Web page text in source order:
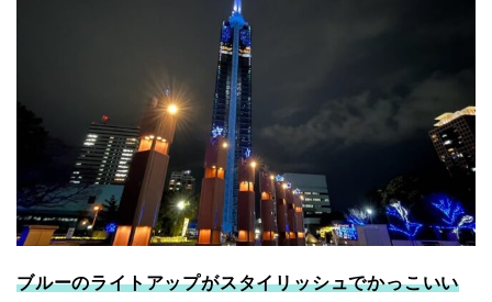
ブルーのライトアップがスタイリッシュでかっこいい